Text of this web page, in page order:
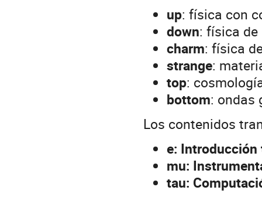
up: física con
down: física
charm: física
strange:
top:
bottom: ondas
Los contenidos
e:
mu:
tau: